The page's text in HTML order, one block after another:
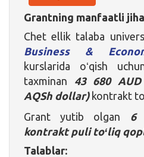
Grantning manfaatli
Chet ellik talaba
Business &
kurslarida oʻqish
taxminan 43 680
AQSh dollar) kontrakt
Grant yutib olgan 6
kontrakt puli toʻliq
Talablar: